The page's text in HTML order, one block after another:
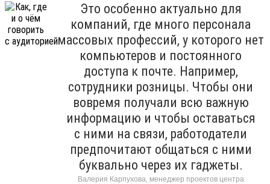
Это особенно актуально для
компаний, где много персонала
массовых профессий, у которого нет
компьютеров и постоянного
доступа к почте. Например,
сотрудники розницы. Чтобы они
вовремя получали всю важную
информацию и чтобы оставаться
с ними на связи, работодатели
предпочитают общаться с ними
буквально через их гаджеты.
Валерия Карпухова, менеджер проектов центра